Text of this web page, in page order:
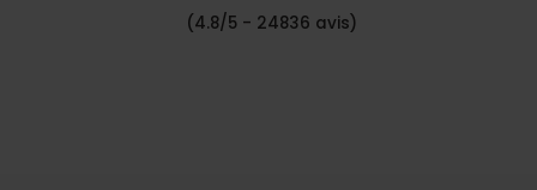
(4.8/5 - 24836 avis)